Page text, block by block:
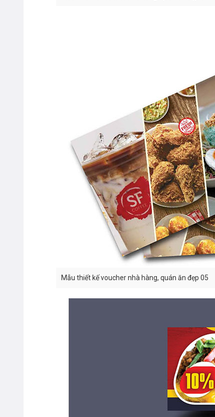
Mẫu thiết kế voucher nhà hàng, quán ăn đẹp 05